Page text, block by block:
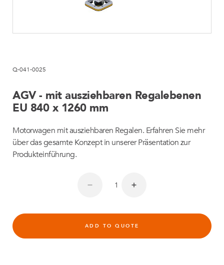
Q-041-0025
AGV - mit ausziehbaren Regalebenen
EU 840 x 1260 mm
Motorwagen mit ausziehbaren Regalen. Erfahren Sie mehr
über das gesamte Konzept in unserer Präsentation zur
Produkteinführung.
ADD TO QUOTE